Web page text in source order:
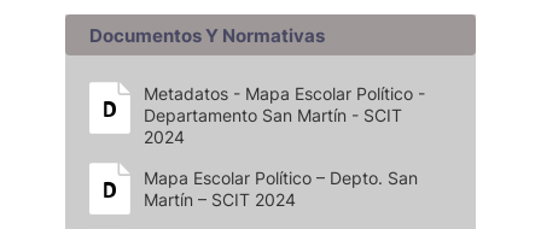
Documentos Y Normativas
Metadatos - Mapa Escolar Político -
Departamento San Martín - SCIT
2024
Mapa Escolar Político – Depto. San
Martín – SCIT 2024